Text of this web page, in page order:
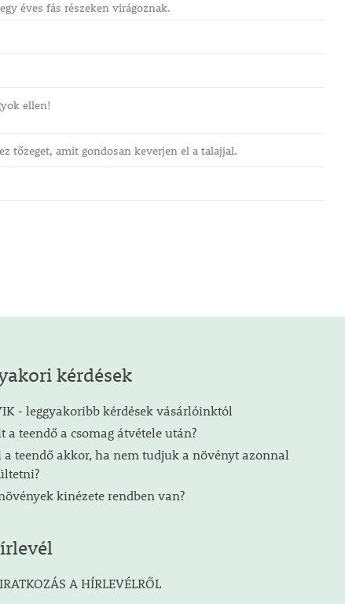
éves fás részeken virágoznak.
ellen!
tőzeget, amit gondosan keverjen el a talajjal.
kérdések
- leggyakoribb kérdések vásárlóinktól
a teendő a csomag átvétele után?
a teendő akkor, ha nem tudjuk a növényt azonnal
kinézete rendben van?
A HÍRLEVÉLRŐL